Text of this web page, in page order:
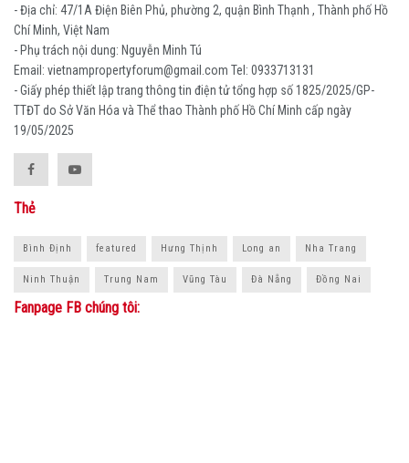
- Địa chỉ: 47/1A Điện Biên Phủ, phường 2, quận Bình Thạnh , Thành phố Hồ
Chí Minh, Việt Nam
- Phụ trách nội dung: Nguyễn Minh Tú
Email: vietnampropertyforum@gmail.com Tel: ‭0933713131
- Giấy phép thiết lập trang thông tin điện tử tổng hợp số 1825/2025/GP-
TTĐT do Sở Văn Hóa và Thể thao Thành phố Hồ Chí Minh cấp ngày
19/05/2025
Thẻ
Bình Định featured Hưng Thịnh Long an Nha Trang
Ninh Thuận Trung Nam Vũng Tàu Đà Nẵng Đồng Nai
Fanpage FB chúng tôi: